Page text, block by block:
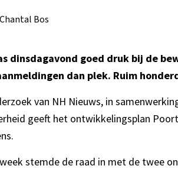
Bos
dinsdagavond goed druk bij de
dan plek. Ruim
van NH Nieuws, in
geeft het ontwikkelingsplan
stemde de raad in met de twee